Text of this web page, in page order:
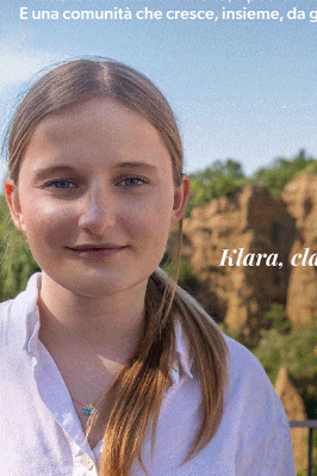
studenti coinvolti, torna il
debutta il podcast Estrair
Più lette
Figline Incisa Valdarno 1 Agosto 2026
Piscina di Figline finanziata
Pnrr, il gruppo di Fratelli
ringraziamento al Governo”
Cronaca 4 Agosto 2026
Un anno fa la strage in A1
Gianni, Giulia e Franco. Lo
processo, lo stop ai sorpassi